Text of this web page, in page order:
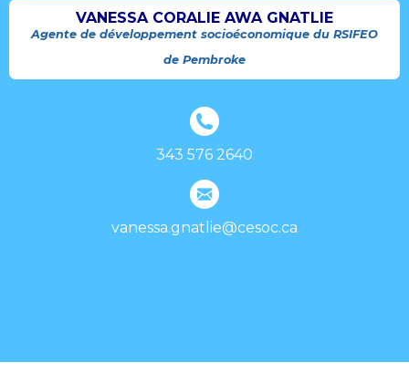
VANESSA CORALIE AWA GNATLIE
Agente de développement socioéconomique du RSIFEO
de Pembroke
343 576 2640
vanessa.gnatlie@cesoc.ca